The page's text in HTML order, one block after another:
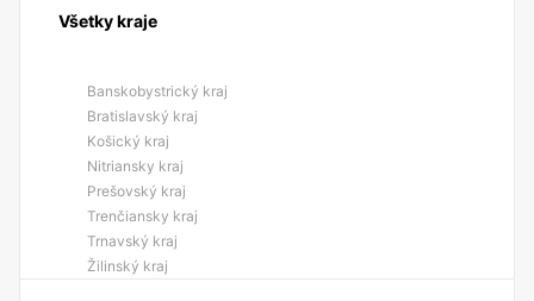
Všetky kraje
Banskobystrický kraj
Bratislavský kraj
Košický kraj
Nitriansky kraj
Prešovský kraj
Trenčiansky kraj
Trnavský kraj
Žilinský kraj